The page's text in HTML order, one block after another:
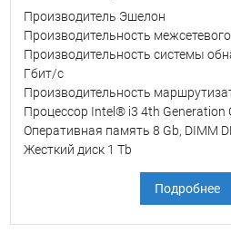
Производитель Эшелон
Производительность
Производительность системы
Гбит/с
Производительность
Процессор Intel® i3 4th Generation
Оперативная память 8 Gb, DIMM
Жесткий диск 1 Tb
Подробнее